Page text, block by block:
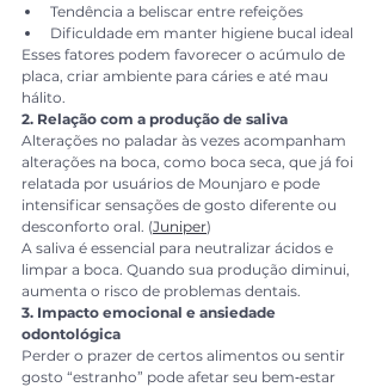
Tendência a beliscar entre refeições
Dificuldade em manter higiene bucal ideal
Esses fatores podem favorecer o acúmulo de
placa, criar ambiente para cáries e até mau
hálito.
2. Relação com a produção de saliva
Alterações no paladar às vezes acompanham
alterações na boca, como boca seca, que já foi
relatada por usuários de Mounjaro e pode
intensificar sensações de gosto diferente ou
desconforto oral. (Juniper)
A saliva é essencial para neutralizar ácidos e
limpar a boca. Quando sua produção diminui,
aumenta o risco de problemas dentais.
3. Impacto emocional e ansiedade
odontológica
Perder o prazer de certos alimentos ou sentir
gosto “estranho” pode afetar seu bem‑estar